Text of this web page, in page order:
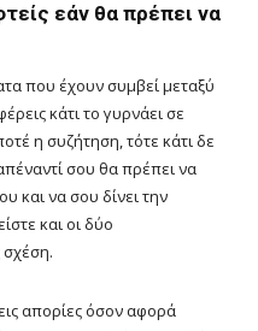
εάν θα πρέπει να
που έχουν συμβεί μεταξύ
κάτι το γυρνάει σε
η συζήτηση, τότε κάτι δε
σου θα πρέπει να
και να σου δίνει την
και οι δύο
σχέση.
απορίες όσον αφορά